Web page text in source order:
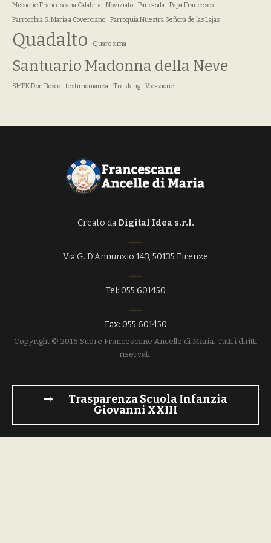
Missione Francescana Calabria Noviziato Pancasila
Papa Francesco
Parrocchia S. Maria a Coverciano
Parroquia Nuestra Señora de las Lajas
Quadalto Quaresima
Santuario Madonna della Neve
SMPK Don Bosco testimonianza Trekking Vocazione
Creato da Digital Idea s.r.l.
Via G. D'Annunzio 143, 50135 Firenze
Tel: 055 601450
Fax: 055 601450
Copyright © 2016 Suore Francescane Ancelle di Maria. Tutti i diritti
riservati.
Trasparenza Scuola Infanzia
Giovanni XXIII